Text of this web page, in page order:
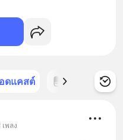
ดแคสต์
พลง